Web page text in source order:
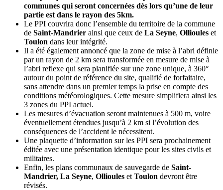
communes qui seront concernées dès lors qu’une de leur
partie est dans le rayon des 5km.
Le PPI couvrira donc l’ensemble du territoire de la commune
de Saint-Mandrier ainsi que ceux de La Seyne, Ollioules et
Toulon dans leur intégrité.
Il a été également annoncé que la zone de mise à l’abri définie
par un rayon de 2 km sera transformée en mesure de mise à
l’abri reflexe qui sera planifiée sur une zone unique, à 360°
autour du point de référence du site, qualifié de forfaitaire,
sans attendre dans un premier temps la prise en compte des
conditions météorologiques. Cette mesure simplifiera ainsi les
3 zones du PPI actuel.
Les mesures d’évacuation seront maintenues à 500 m, voire
éventuellement étendues jusqu’à 2 km si l’évolution des
conséquences de l’accident le nécessitent.
Une plaquette d’information sur les PPI sera prochainement
éditée avec une présentation identique pour les sites civils et
militaires.
Enfin, les plans communaux de sauvegarde de Saint-
Mandrier, La Seyne, Ollioules et Toulon devront être
révisés.